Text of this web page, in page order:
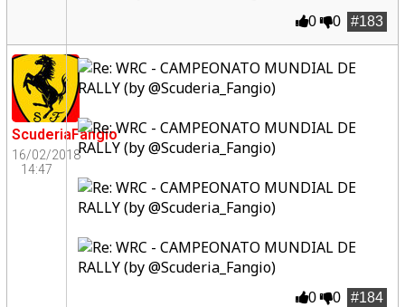
#183
0 0
ScuderiaFangio
16/02/2018
14:47
#184
0 0